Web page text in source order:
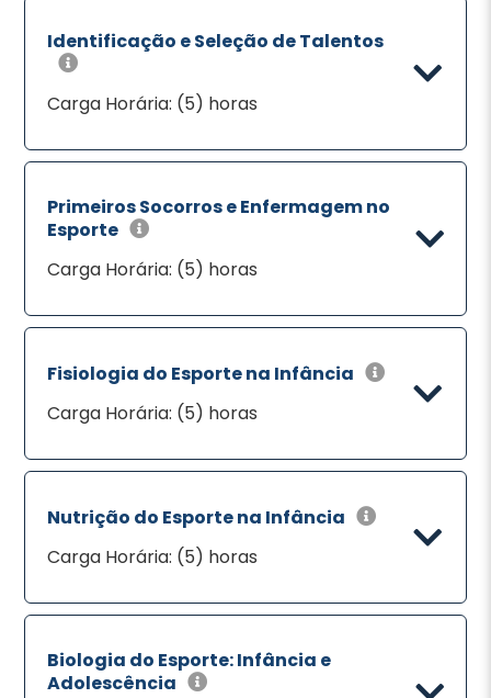
Identificação e Seleção de Talentos
Carga Horária: (5) horas
Primeiros Socorros e Enfermagem no
Esporte
Carga Horária: (5) horas
Fisiologia do Esporte na Infância
Carga Horária: (5) horas
Nutrição do Esporte na Infância
Carga Horária: (5) horas
Biologia do Esporte: Infância e
Adolescência